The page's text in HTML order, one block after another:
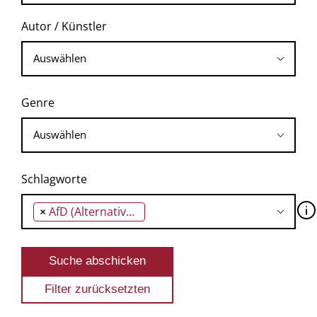
Autor / Künstler
Genre
Schlagworte
× AfD (Alternative für Deutschland) 🛈